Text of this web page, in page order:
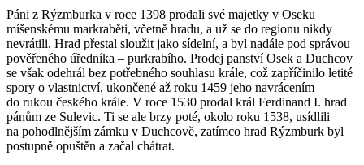
Páni z Rýzmburka v roce 1398 prodali své majetky v Oseku
míšenskému markraběti, včetně hradu, a už se do regionu nikdy
nevrátili. Hrad přestal sloužit jako sídelní, a byl nadále pod správou
pověřeného úředníka – purkrabího. Prodej panství Osek a Duchcov
se však odehrál bez potřebného souhlasu krále, což zapříčinilo letité
spory o vlastnictví, ukončené až roku 1459 jeho navrácením
do rukou českého krále. V roce 1530 prodal král Ferdinand I. hrad
pánům ze Sulevic. Ti se ale brzy poté, okolo roku 1538, usídlili
na pohodlnějším zámku v Duchcově, zatímco hrad Rýzmburk byl
postupně opuštěn a začal chátrat.